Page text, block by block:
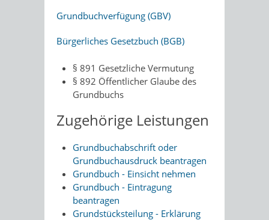
Grundbuchverfügung (GBV)
Bürgerliches Gesetzbuch (BGB)
§ 891 Gesetzliche Vermutung
§ 892 Öffentlicher Glaube des
Grundbuchs
Zugehörige Leistungen
Grundbuchabschrift oder
Grundbuchausdruck beantragen
Grundbuch - Einsicht nehmen
Grundbuch - Eintragung
beantragen
Grundstücksteilung - Erklärung